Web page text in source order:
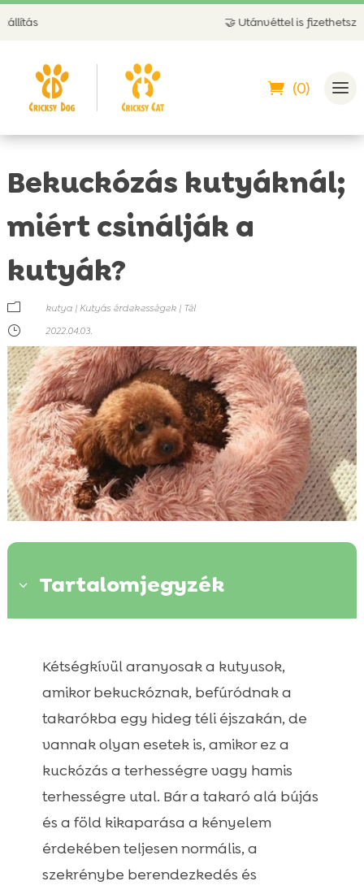
🤝 Utánvéttel is fizethetsz
(0)
Bekuckózás kutyáknál;
miért csinálják a
kutyák?
m kutya | Kutyás érdekességek | Tél
}
2022.04.03.
3 Tartalomjegyzék
Kényelem
A Kutyus Vemhes
Amikor a Kutyus Azt Hiszi, Hogy Vemhes
A Fészekrakás (bekuckózás) jelei
Mi A Megoldás?
Kutya tavasz: rovarvédelem!
Kutya problémák: Útmutató az
egészséghez és viselkedéshez
Kutya tavasz: Tippek kutyásoknak
Kétségkívül aranyosak a kutyusok,
amikor bekuckóznak, befúródnak a
takarókba egy hideg téli éjszakán, de
vannak olyan esetek is, amikor ez a
kuckózás a terhességre vagy hamis
terhességre utal. Bár a takaró alá bújás
és a föld kikaparása a kényelem
érdekében teljesen normális, a
szekrénybe berendezkedés és